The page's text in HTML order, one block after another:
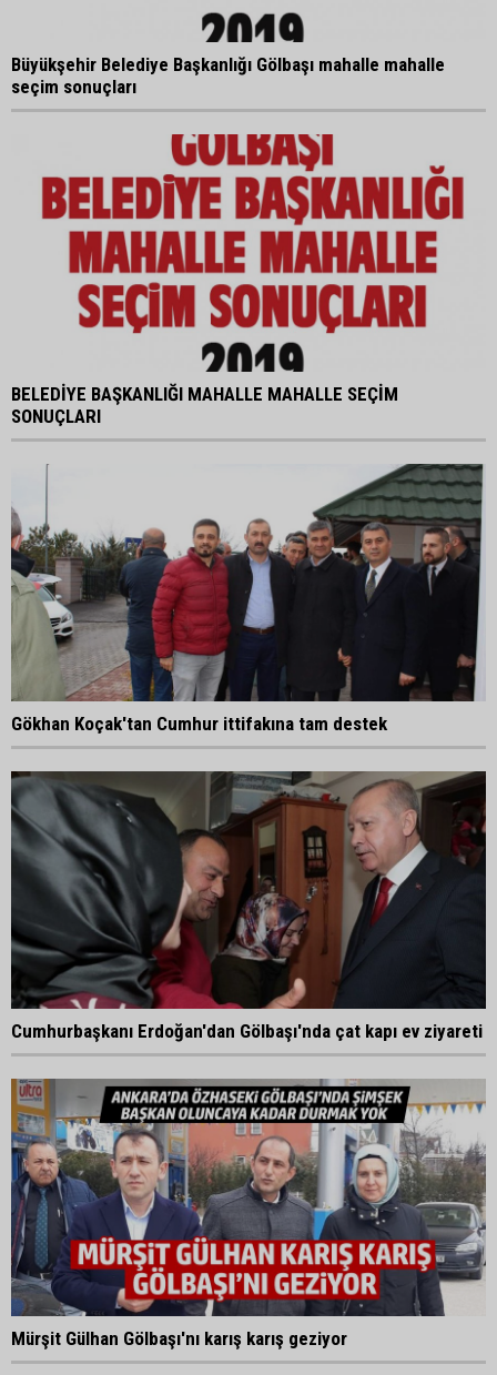
Büyükşehir Belediye Başkanlığı Gölbaşı mahalle mahalle
seçim sonuçları
BELEDİYE BAŞKANLIĞI MAHALLE MAHALLE SEÇİM
SONUÇLARI
Gökhan Koçak'tan Cumhur ittifakına tam destek
Cumhurbaşkanı Erdoğan'dan Gölbaşı'nda çat kapı ev ziyareti
Mürşit Gülhan Gölbaşı'nı karış karış geziyor